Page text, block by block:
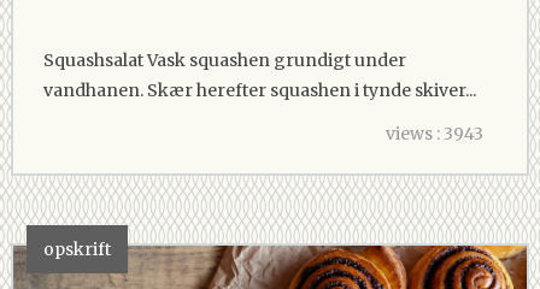
Squashsalat Vask squashen grundigt under
vandhanen. Skær herefter squashen i tynde skiver...
views : 3943
opskrift